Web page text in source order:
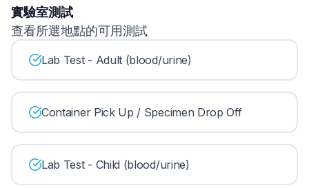
實驗室測試
查看所選地點的可用測試
Lab Test - Adult (blood/urine)
Container Pick Up / Specimen Drop Off
Lab Test - Child (blood/urine)